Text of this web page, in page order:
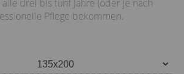
drei bis fünf Jahre (oder je nach
Pflege bekommen.